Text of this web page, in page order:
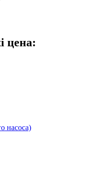
цена:
насоса)